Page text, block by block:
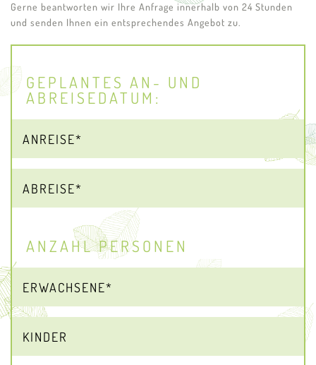
Gerne beantworten wir Ihre Anfrage innerhalb von 24 Stunden
und senden Ihnen ein entsprechendes Angebot zu.
GEPLANTES AN- UND
ABREISEDATUM:
ANZAHL PERSONEN